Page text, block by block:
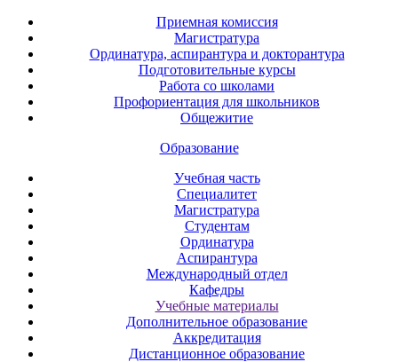
Приемная комиссия
Магистратура
Ординатура, аспирантура и докторантура
Подготовительные курсы
Работа со школами
Профориентация для школьников
Общежитие
Образование
Учебная часть
Специалитет
Магистратура
Студентам
Ординатура
Аспирантура
Международный отдел
Кафедры
Учебные материалы
Дополнительное образование
Аккредитация
Дистанционное образование